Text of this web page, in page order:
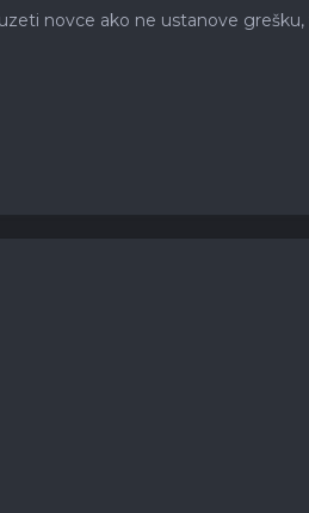
novce ako ne ustanove